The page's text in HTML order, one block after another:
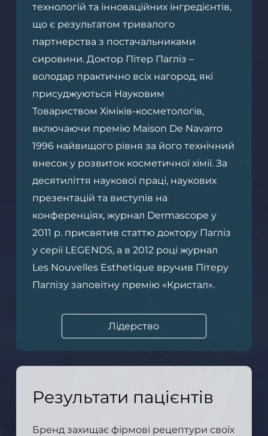
технологій та інноваційних інгредієнтів,
що є результатом тривалого
партнерства з постачальниками
сировини. Доктор Пітер Пагліз –
володар практично всіх нагород, які
присуджуються Науковим
Товариством Хіміків-косметологів,
включаючи премію Maison De Navarro
1996 найвищого рівня за його технічний
внесок у розвиток косметичної хімії. За
десятиліття наукової праці, наукових
презентацій та виступів на
конференціях, журнал Dermascope у
2011 р. присвятив статтю доктору Пагліз
у серії LEGENDS, а в 2012 році журнал
Les Nouvelles Esthetique вручив Пітеру
Паглізу заповітну премію «Кристал».
Лідерство
Результати пацієнтів
Бренд захищає фірмові рецептури своїх